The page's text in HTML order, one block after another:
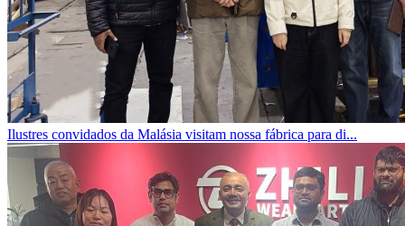
Ilustres convidados da Malásia visitam nossa fábrica para di...